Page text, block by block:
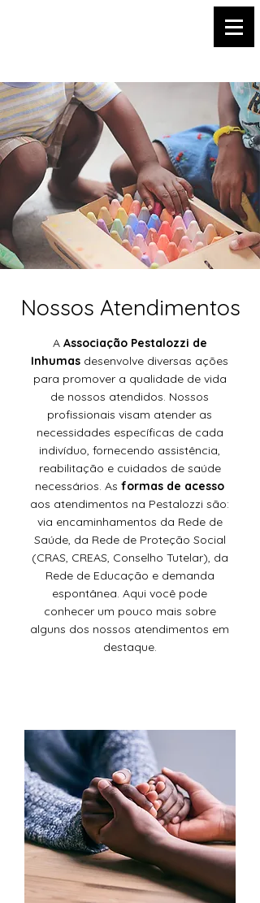
de
Nossos Atendimentos
AAssociação Pestalozzi de
Inhumas desenvolve diversas ações
para promover a qualidade de vida
de nossos atendidos. Nossos
profissionais visam atender as
necessidades específicas de cada
indivíduo, fornecendo assistência,
reabilitação e cuidados de saúde
necessários. As formas de acesso
aos atendimentos na Pestalozzi são:
via encaminhamentos da Rede de
Saúde, da Rede de Proteção Social
(CRAS, CREAS, Conselho Tutelar), da
Rede de Educação e demanda
espontânea. Aqui você pode
conhecer um pouco mais sobre
alguns dos nossos atendimentos em
destaque.